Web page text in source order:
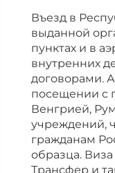
Въезд в
выданной
пунктах и в
внутренних
договорами.
посещении с
Венгрией,
учреждений,
гражданам
образца.
Трансфер и